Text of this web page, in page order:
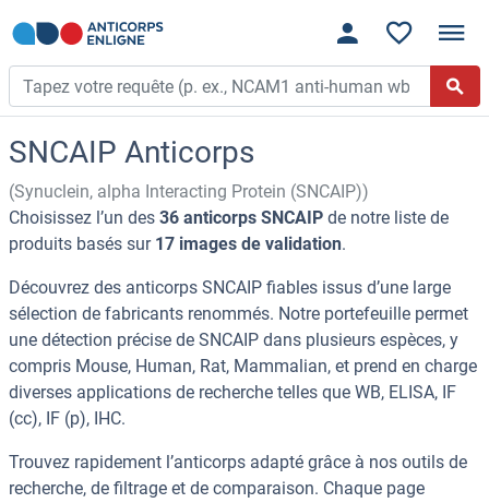
SNCAIP Anticorps
(Synuclein, alpha Interacting Protein (SNCAIP))
Choisissez l’un des 36 anticorps SNCAIP de notre liste de
produits basés sur 17 images de validation.
Découvrez des anticorps SNCAIP fiables issus d’une large
sélection de fabricants renommés. Notre portefeuille permet
une détection précise de SNCAIP dans plusieurs espèces, y
compris Mouse, Human, Rat, Mammalian, et prend en charge
diverses applications de recherche telles que WB, ELISA, IF
(cc), IF (p), IHC.
Trouvez rapidement l’anticorps adapté grâce à nos outils de
recherche, de filtrage et de comparaison. Chaque page